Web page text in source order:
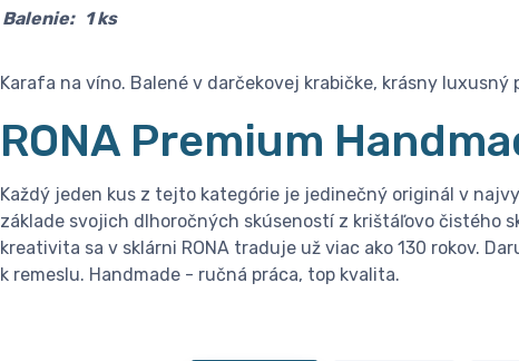
Balenie: 1 ks
Karafa na víno. Balené v darčekovej krabičke, krásny luxusný
RONA Premium
Každý jeden kus z tejto kategórie je jedinečný originál v
základe svojich dlhoročných skúseností z krištáľovo čistého
kreativita sa v sklárni RONA traduje už viac ako 130 rokov.
k remeslu. Handmade - ručná práca, top kvalita.